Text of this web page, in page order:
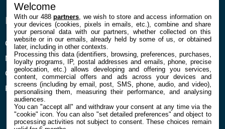
ENTREPRISE
Qui sommes nous
Mentions légales et CGU
Confidentialité et Cookies
Préférences cookies
À PROPOS
La rédaction
Contact
Welcome
With our 488partners , we wish to store and access information on
your devices (cookies, pixels in emails, etc.), combine and share
your personal data with our partners, whether collected on this
website or in our emails, already held by some of us, or obtained
later, including in other contexts.
Processing this data (identifiers, browsing, preferences, purchases,
loyalty programs, IP, postal addresses and emails, phone, precise
geolocation, etc.) allows developing and offering you services,
content, commercial offers and ads across your devices and
screens (including by email, post, SMS, phone, audio, and video),
personalising them, measuring their performance, and analysing
audiences.
You can "accept all" and withdraw your consent at any time via the
"cookie" icon. You can also "set detailed preferences" and object to
processing activities not subject to consent. These choices remain